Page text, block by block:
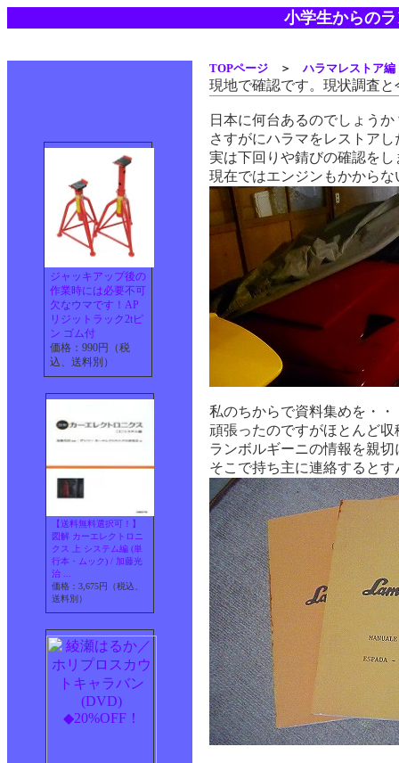
小学生からの
TOPページ ＞ ハラマレストア編
現地で確認です。現状調査
ジャッキアップ後の
作業時には必要不可
欠なウマです！AP
リジットラック2tピ
ン ゴム付
価格：990円（税
込、送料別）
【送料無料選択可！】
図解 カーエレクトロニ
クス 上 システム編 (単
行本・ムック) / 加藤光
治 ...
価格：3,675円（税込、
送料別）
日本に何台あるのでしょうか
さすがにハラマをレストア
実は下回りや錆びの確認を
現在ではエンジンもかからな
私のちからで資料集めを・
頑張ったのですがほとんど収
ランボルギーニの情報を親
そこで持ち主に連絡すると